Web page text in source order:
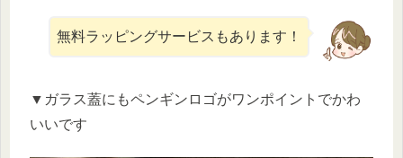
無料ラッピングサービスもあります！
▼ガラス蓋にもペンギンロゴがワンポイントでかわ
いいです